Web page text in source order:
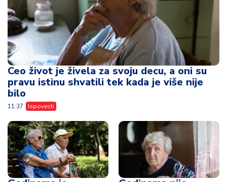
Ceo život je živela za svoju decu, a oni su
pravu istinu shvatili tek kada je više nije
bilo
11:37 Ispovesti